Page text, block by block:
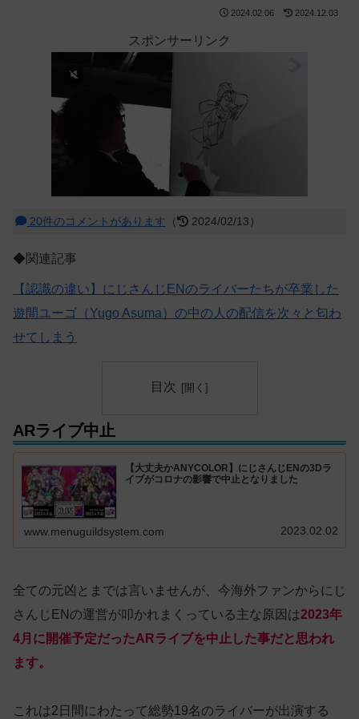
2024.02.06 2024.12.03
スポンサーリンク
20件のコメントがあります （ 2024/02/13）
◆関連記事
【認識の違い】にじさんじENのライバーたちが卒業した
遊間ユーゴ（Yugo Asuma）の中の人の配信を次々と匂わ
せてしまう
目次
ARライブ中止
【大丈夫かANYCOLOR】にじさんじENの3Dラ
イブがコロナの影響で中止となりました
www.menuguildsystem.com 2023.02.02
全ての元凶とまでは言いませんが、今海外ファンからにじ
さんじENの運営が叩かれまくっている主な原因は2023年
4月に開催予定だったARライブを中止した事だと思われ
ます。
これは2日間にわたって総勢19名のライバーが出演する